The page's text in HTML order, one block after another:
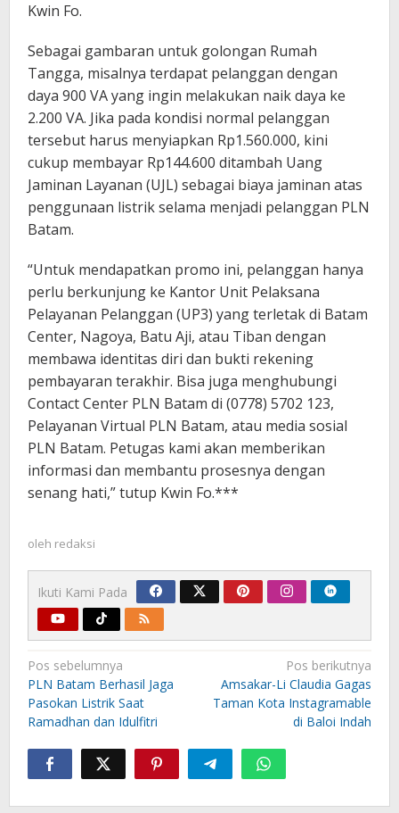
Kwin Fo.
Sebagai gambaran untuk golongan Rumah
Tangga, misalnya terdapat pelanggan dengan
daya 900 VA yang ingin melakukan naik daya ke
2.200 VA. Jika pada kondisi normal pelanggan
tersebut harus menyiapkan Rp1.560.000, kini
cukup membayar Rp144.600 ditambah Uang
Jaminan Layanan (UJL) sebagai biaya jaminan atas
penggunaan listrik selama menjadi pelanggan PLN
Batam.
“Untuk mendapatkan promo ini, pelanggan hanya
perlu berkunjung ke Kantor Unit Pelaksana
Pelayanan Pelanggan (UP3) yang terletak di Batam
Center, Nagoya, Batu Aji, atau Tiban dengan
membawa identitas diri dan bukti rekening
pembayaran terakhir. Bisa juga menghubungi
Contact Center PLN Batam di (0778) 5702 123,
Pelayanan Virtual PLN Batam, atau media sosial
PLN Batam. Petugas kami akan memberikan
informasi dan membantu prosesnya dengan
senang hati,” tutup Kwin Fo.***
oleh redaksi
Ikuti Kami Pada
Navigasi
pos
Pos sebelumnya
PLN Batam Berhasil Jaga
Pasokan Listrik Saat
Ramadhan dan Idulfitri
Pos berikutnya
Amsakar-Li Claudia Gagas
Taman Kota Instagramable
di Baloi Indah